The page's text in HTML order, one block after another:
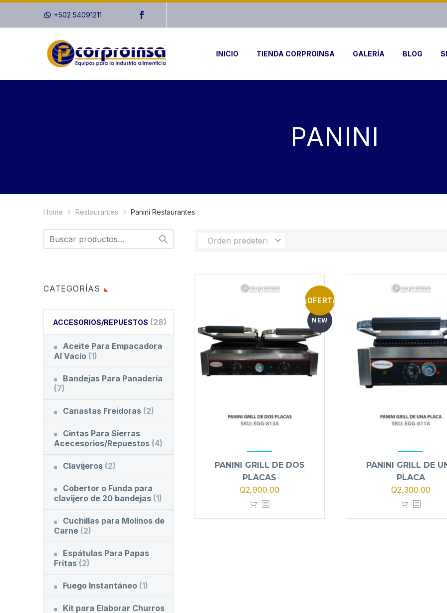
+502 54091211
INICIO TIENDA CORPROINSA GALERÍA BLOG
PANINI
Home Restaurantes Panini Restaurantes
Orden predeterminado
¡OFERTA!
NEW
PANINI GRILL DE DOS
PLACAS
El
precio
Q2,900.00
PANINI GRILL DE
PLACA
Q2,300.00

CATEGORÍAS
ACCESORIOS/REPUESTOS (28)
Aceite Para Empacadora
Al Vacío (1)
Bandejas Para Panadería
(7)
Canastas Freidoras (2)
Cintas Para Sierras
Acecesorios/Repuestos (4)
Clavijeros (2)
Cobertor o Funda para
clavijero de 20 bandejas (1)
Cuchillas para Molinos de
Carne (2)
Espátulas Para Papas
Fritas (2)
Fuego Instantáneo (1)
Kit para Elaborar Churros